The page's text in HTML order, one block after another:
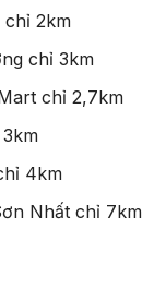
chỉ 2km
chỉ 3km
chỉ 2,7km
4km
Nhất chỉ 7km